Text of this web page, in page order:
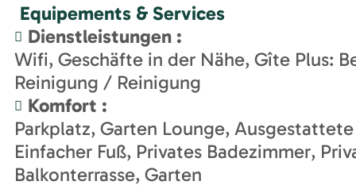
Equipements & Services
Dienstleistungen :
Wifi Geschäfte in der Nähe Gîte Plus:
Reinigung / Reinigung
Komfort :
Parkplatz Garten Lounge
Einfacher Fuß Privates Badezimmer
Balkonterrasse Garten